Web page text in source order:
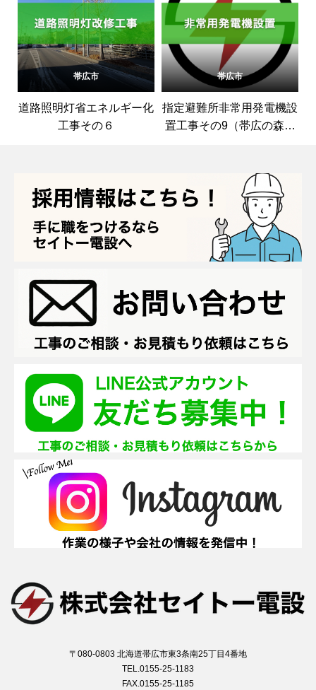
帯広市
道路照明灯省エネルギー化
工事その６
帯広市
指定避難所非常用発電機設
置工事その9（帯広の森体
〒080-0803 北海道帯広市東3条南25丁目4番地
TEL.0155-25-1183
FAX.0155-25-1185